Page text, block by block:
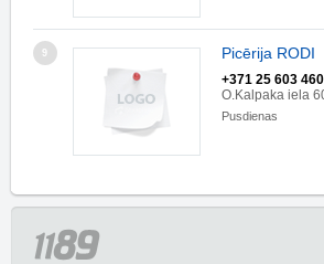
9 Picērija RODI
+371 25 603 460
O.Kalpaka iela
Pusdienas